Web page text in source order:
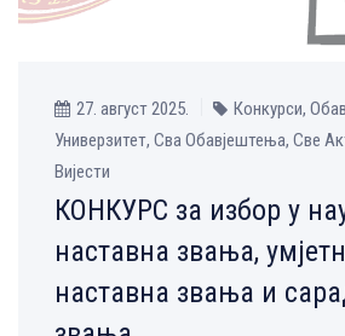
27. август 2025.
Конкурси,
Универзитет, Сва Обавјештења, Све
Вијести
КОНКУРС за избор у
наставна звања,
наставна звања и